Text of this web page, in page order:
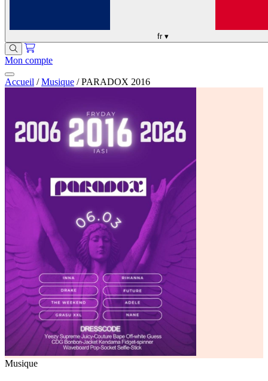
fr ▾
Mon compte
Accueil / Musique / PARADOX 2016
Musique